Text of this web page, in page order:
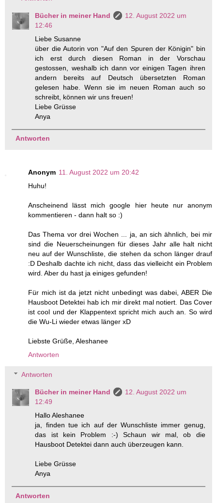
Bücher in meiner Hand
12. August 2022 um
12:46
Liebe Susanne
über die Autorin von "Auf den Spuren der Königin" bin
ich erst durch diesen Roman in der Vorschau
gestossen, weshalb ich dann vor einigen Tagen ihren
andern bereits auf Deutsch übersetzten Roman
gelesen habe. Wenn sie im neuen Roman auch so
schreibt, können wir uns freuen!
Liebe Grüsse
Anya
Antworten
Anonym 11. August 2022 um 20:42
Huhu!
Anscheinend lässt mich google hier heute nur anonym
kommentieren - dann halt so :)
Das Thema vor drei Wochen ... ja, an sich ähnlich, bei mir
sind die Neuerscheinungen für dieses Jahr alle halt nicht
neu auf der Wunschliste, die stehen da schon länger drauf
:D Deshalb dachte ich nicht, dass das vielleicht ein Problem
wird. Aber du hast ja einiges gefunden!
Für mich ist da jetzt nicht unbedingt was dabei, ABER Die
Hausboot Detektei hab ich mir direkt mal notiert. Das Cover
ist cool und der Klappentext spricht mich auch an. So wird
die Wu-Li wieder etwas länger xD
Liebste Grüße, Aleshanee
Antworten
Antworten
Bücher in meiner Hand
12. August 2022 um
12:49
Hallo Aleshanee
ja, finden tue ich auf der Wunschliste immer genug,
das ist kein Problem :-) Schaun wir mal, ob die
Hausboot Detektei dann auch überzeugen kann.
Liebe Grüsse
Anya
Antworten